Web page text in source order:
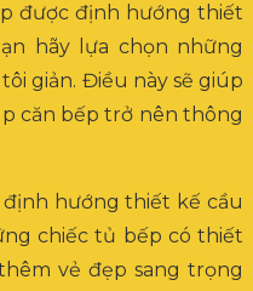
được định hướng thiết
hãy lựa chọn những
giản. Điều này sẽ giúp
căn bếp trở nên thông
hướng thiết kế cầu
chiếc tủ bếp có thiết
vẻ đẹp sang trọng